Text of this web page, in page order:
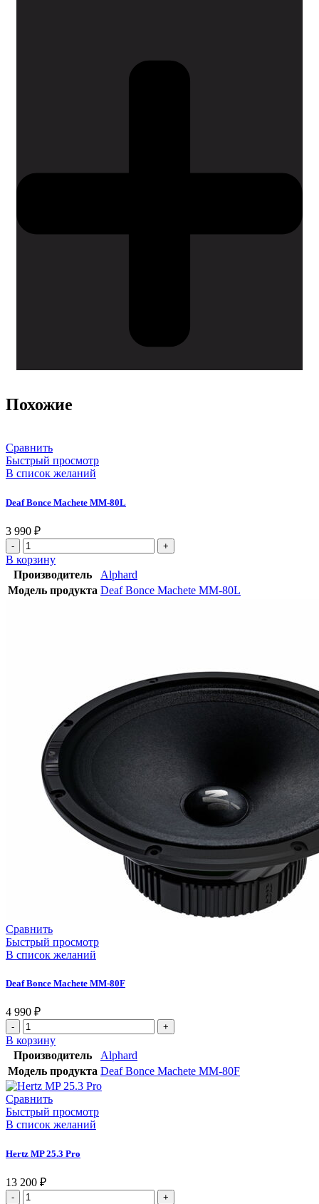
Похожие
Сравнить
Быстрый просмотр
В список желаний
Deaf Bonce Machete MM-80L
3 990 ₽
В корзину
Производитель
Alphard
Модель продукта Deaf Bonce Machete MM-80L
Сравнить
Быстрый просмотр
В список желаний
Deaf Bonce Machete MM-80F
4 990 ₽
В корзину
Производитель
Alphard
Модель продукта Deaf Bonce Machete MM-80F
Сравнить
Быстрый просмотр
В список желаний
Hertz MP 25.3 Pro
13 200 ₽